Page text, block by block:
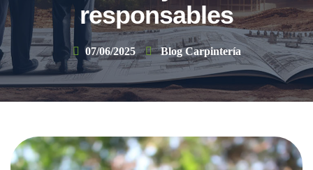
responsables
07/06/2025 Blog Carpintería